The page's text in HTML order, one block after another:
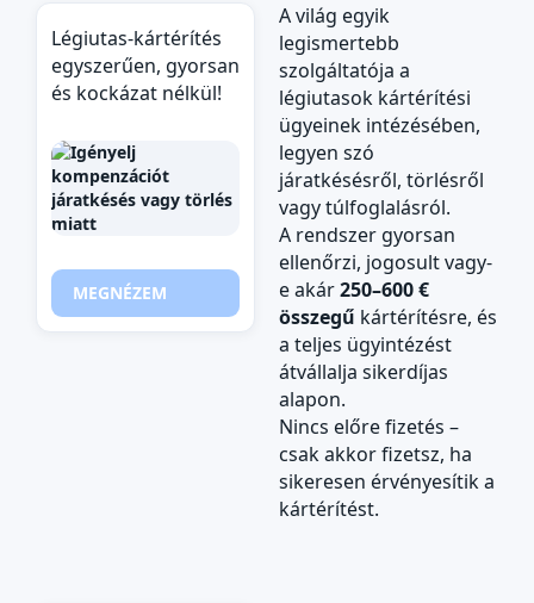
Légiutas‑kártérítés
egyszerűen, gyorsan
és kockázat nélkül!
MEGNÉZEM
A világ egyik
legismertebb
szolgáltatója a
légiutasok kártérítési
ügyeinek intézésében,
legyen szó
járatkésésről, törlésről
vagy túlfoglalásról.
A rendszer gyorsan
ellenőrzi, jogosult vagy-
e akár250–600 €
összegű kártérítésre, és
a teljes ügyintézést
átvállalja sikerdíjas
alapon.
Nincs előre fizetés –
csak akkor fizetsz, ha
sikeresen érvényesítik a
kártérítést.